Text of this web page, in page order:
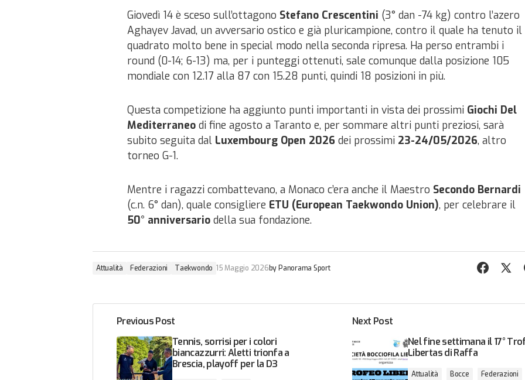
Giovedì 14 è sceso sull’ottagono Stefano Crescentini (3° dan -74 kg) contro l’azero
Aghayev Javad, un avversario ostico e già pluricampione, contro il quale ha tenuto il
quadrato molto bene in special modo nella seconda ripresa. Ha perso entrambi i
round (0-14; 6-13) ma, per i punteggi ottenuti, sale comunque dalla posizione 105
mondiale con 12.17 alla 87 con 15.28 punti, quindi 18 posizioni in più.
Questa competizione ha aggiunto punti importanti in vista dei prossimi Giochi Del
Mediterraneo di fine agosto a Taranto e, per sommare altri punti preziosi, sarà
subito seguita dal Luxembourg Open 2026 dei prossimi 23-24/05/2026, altro
torneo G-1.
Mentre i ragazzi combattevano, a Monaco c’era anche il Maestro Secondo Bernardi
(c.n. 6° dan), quale consigliere ETU (European Taekwondo Union), per celebrare il
50° anniversario della sua fondazione.
Attualità Federazioni Taekwondo 15 Maggio 2026byPanorama Sport
Previous Post
Tennis, sorrisi per i colori
biancazzurri: Aletti trionfa a
Brescia, playoff per la D3
Next Post
Nel fine settimana il 17°
Libertas di Raffa
Attualità Bocce
Federazioni